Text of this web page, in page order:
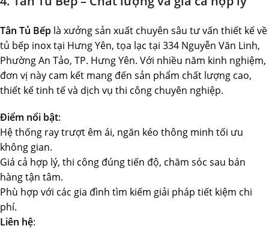
Tân Tủ Bếp là xưởng sản xuất chuyên sâu tư vấn thiết kế về
tủ bếp inox tại Hưng Yên, tọa lạc tại 334 Nguyễn Văn Linh,
Phường An Tảo, TP. Hưng Yên. Với nhiều năm kinh nghiệm,
đơn vị này cam kết mang đến sản phẩm chất lượng cao,
thiết kế tinh tế và dịch vụ thi công chuyên nghiệp.
Điểm nổi bật:
Hệ thống ray trượt êm ái, ngăn kéo thông minh tối ưu
không gian.
Giá cả hợp lý, thi công đúng tiến độ, chăm sóc sau bán
hàng tận tâm.
Phù hợp với các gia đình tìm kiếm giải pháp tiết kiệm chi
phí.
Liên hệ: